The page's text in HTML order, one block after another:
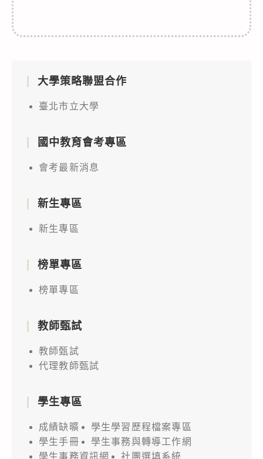
大學策略聯盟合作
臺北市立大學
國中教育會考專區
會考最新消息
新生專區
新生專區
榜單專區
榜單專區
教師甄試
教師甄試
代理教師甄試
學生專區
成績缺曠
學生學習歷程檔案專區
學生手冊
學生事務與轉導工作網
學生事務資訊網
社團選填系統